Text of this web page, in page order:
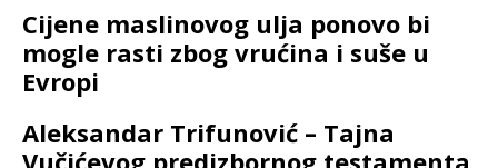
Cijene maslinovog ulja ponovo bi
mogle rasti zbog vrućina i suše u
Evropi
Aleksandar Trifunović – Tajna